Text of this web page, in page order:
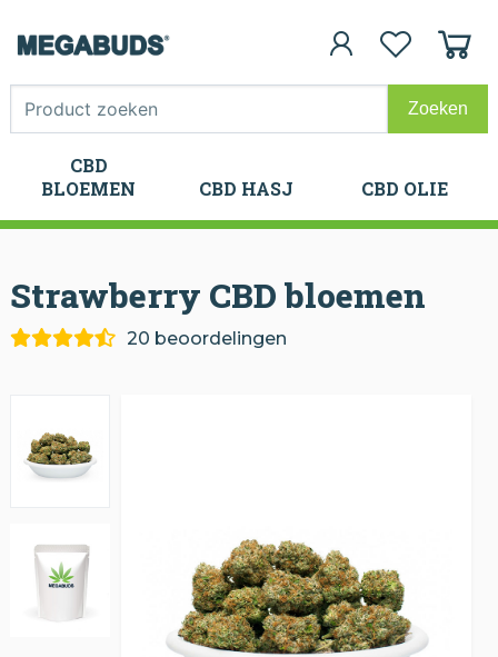
CBD
BLOEMEN
CBD HASJ CBD OLIE
CBD
BLOEMEN
CBD HASJ CBD OLIE
Strawberry CBD bloemen
20 beoordelingen